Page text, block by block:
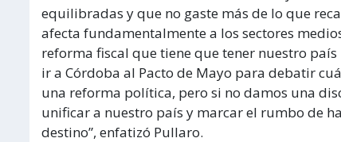
equilibradas y que no gaste más de lo que
afecta fundamentalmente a los sectores
reforma fiscal que tiene que tener nuestro
ir a Córdoba al Pacto de Mayo para debatir
una reforma política, pero si no damos una
unificar a nuestro país y marcar el rumbo de
destino”, enfatizó Pullaro.